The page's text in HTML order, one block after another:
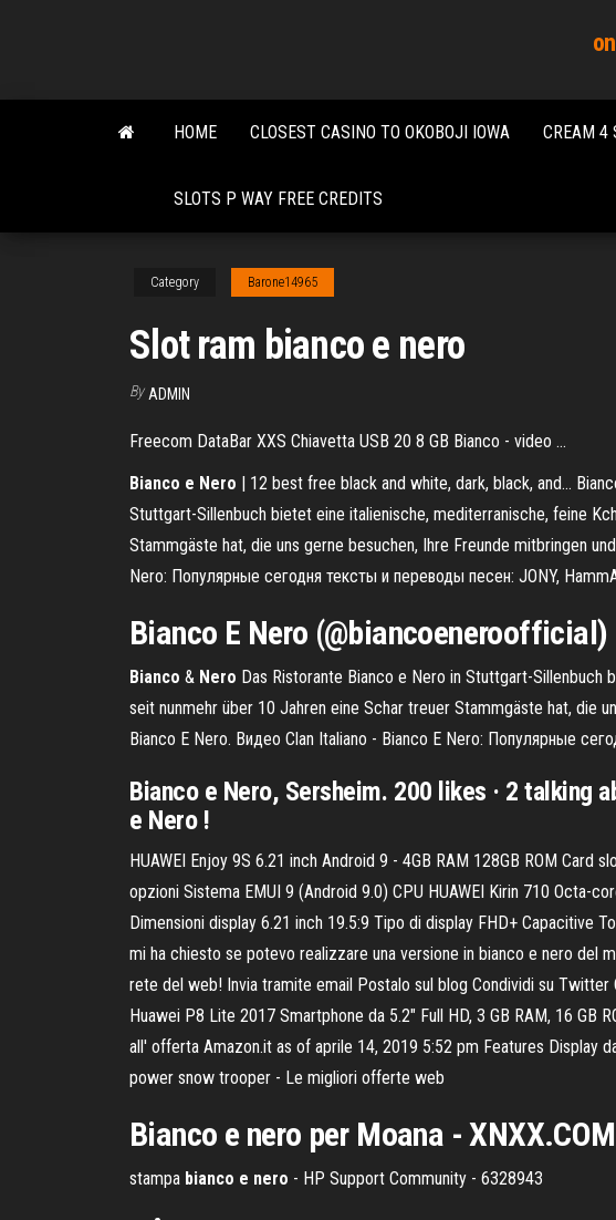
content
HOME CLOSEST CASINO TO OKOBOJI IOWA CREAM 4
SLOTS P WAY FREE CREDITS
Category Barone14965
Slot ram bianco e nero
By ADMIN
Freecom DataBar XXS Chiavetta USB 20 8 GB Bianco - video ...
Bianco e Nero | 12 best free black and white, dark, black, and…
Stuttgart-Sillenbuch bietet eine italienische, mediterranische, feine
Stammgäste hat, die uns gerne besuchen, Ihre Freunde mitbringen
Nero: Популярные сегодня тексты и переводы песен: JONY,
Bianco E Nero
Bianco & Nero Das Ristorante Bianco e Nero in Stuttgart-Sillenbuch
seit nunmehr über 10 Jahren eine Schar treuer Stammgäste hat, die
Bianco E Nero. Видео Clan Italiano - Bianco E Nero: Популярные
Bianco e Nero, Sersheim. 200 likes · 2 talking
e Nero !
HUAWEI Enjoy 9S 6.21 inch Android 9 - 4GB RAM 128GB ROM
opzioni Sistema EMUI 9 (Android 9.0) CPU HUAWEI Kirin 710 Octa-
Dimensioni display 6.21 inch 19.5:9 Tipo di display FHD+ Capacitive
mi ha chiesto se potevo realizzare una versione in bianco e nero del
rete del web! Invia tramite email Postalo sul blog Condividi su
Huawei P8 Lite 2017 Smartphone da 5.2" Full HD, 3 GB RAM, 16 GB
all' offerta Amazon.it as of aprile 14, 2019 5:52 pm Features Display
power snow trooper - Le migliori offerte web
Bianco e nero per Moana - XNXX.COM
stampa bianco e nero - HP Support Community - 6328943